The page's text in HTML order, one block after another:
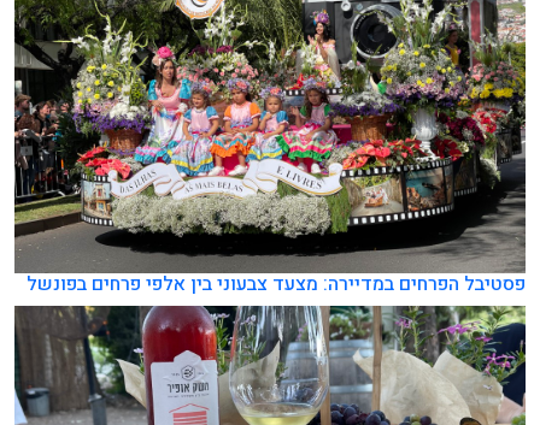
פסטיבל הפרחים במדיירה: מצעד צבעוני בין אלפי פרחים בפונשל